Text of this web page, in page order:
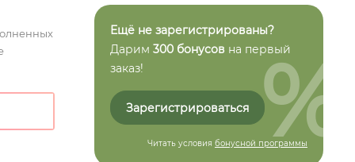
Ещё не зарегистрированы?
Дарим 300 бонусов на первый
заказ!
Зарегистрироваться
Читать условия бонусной программы
%